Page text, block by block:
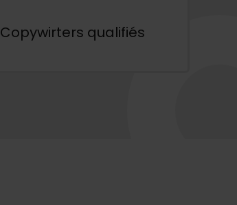
Copywirters qualifiés